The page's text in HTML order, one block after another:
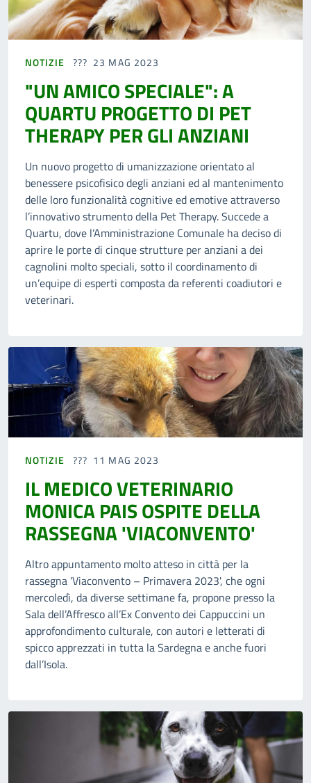
NOTIZIE 23 MAG 2023
"UN AMICO SPECIALE": A
QUARTU PROGETTO DI PET
THERAPY PER GLI ANZIANI
Un nuovo progetto di umanizzazione orientato al
benessere psicofisico degli anziani ed al mantenimento
delle loro funzionalità cognitive ed emotive attraverso
l’innovativo strumento della Pet Therapy. Succede a
Quartu, dove l’Amministrazione Comunale ha deciso di
aprire le porte di cinque strutture per anziani a dei
cagnolini molto speciali, sotto il coordinamento di
un’equipe di esperti composta da referenti coadiutori e
veterinari.
NOTIZIE 11 MAG 2023
IL MEDICO VETERINARIO
MONICA PAIS OSPITE DELLA
RASSEGNA 'VIACONVENTO'
Altro appuntamento molto atteso in città per la
rassegna 'Viaconvento – Primavera 2023', che ogni
mercoledì, da diverse settimane fa, propone presso la
Sala dell’Affresco all’Ex Convento dei Cappuccini un
approfondimento culturale, con autori e letterati di
spicco apprezzati in tutta la Sardegna e anche fuori
dall’Isola.